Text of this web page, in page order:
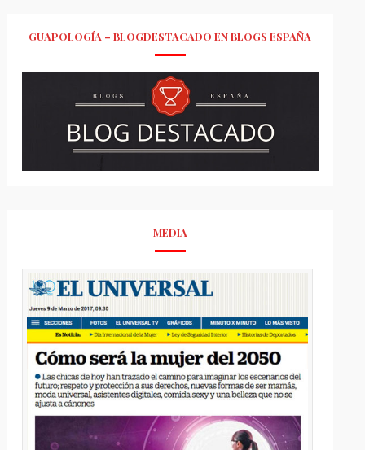
GUAPOLOGÍA – BLOGDESTACADO EN BLOGS ESPAÑA
MEDIA